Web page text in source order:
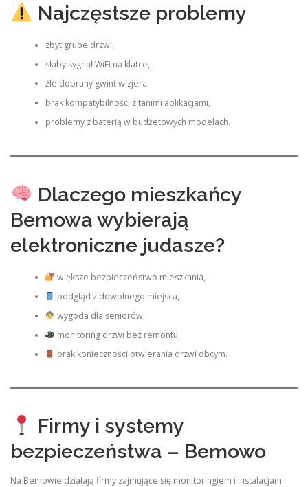
Najczęstsze problemy
zbyt grube drzwi,
słaby sygnał WiFi na klatce,
źle dobrany gwint wizjera,
brak kompatybilności z tanimi aplikacjami,
problemy z baterią w budżetowych modelach.
Dlaczego mieszkańcy
Bemowa wybierają
elektroniczne judasze?
większe bezpieczeństwo mieszkania,
podgląd z dowolnego miejsca,
wygoda dla seniorów,
monitoring drzwi bez remontu,
brak konieczności otwierania drzwi obcym.
Firmy i systemy
bezpieczeństwa – Bemowo
Na Bemowie działają firmy zajmujące się monitoringiem i instalacjami